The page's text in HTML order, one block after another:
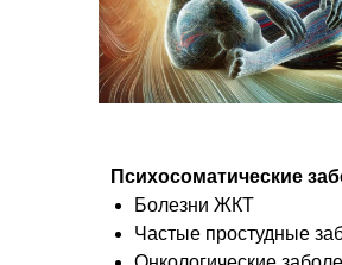
Психосоматические
Болезни ЖКТ
Частые простудные